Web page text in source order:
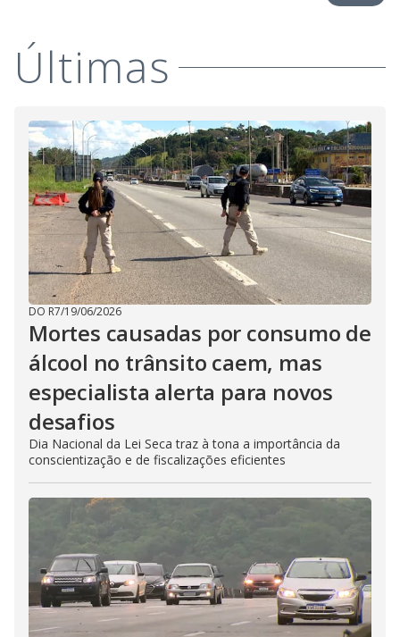
Últimas
DO R7/19/06/2026
Mortes causadas por consumo de
álcool no trânsito caem, mas
especialista alerta para novos
desafios
Dia Nacional da Lei Seca traz à tona a importância da
conscientização e de fiscalizações eficientes